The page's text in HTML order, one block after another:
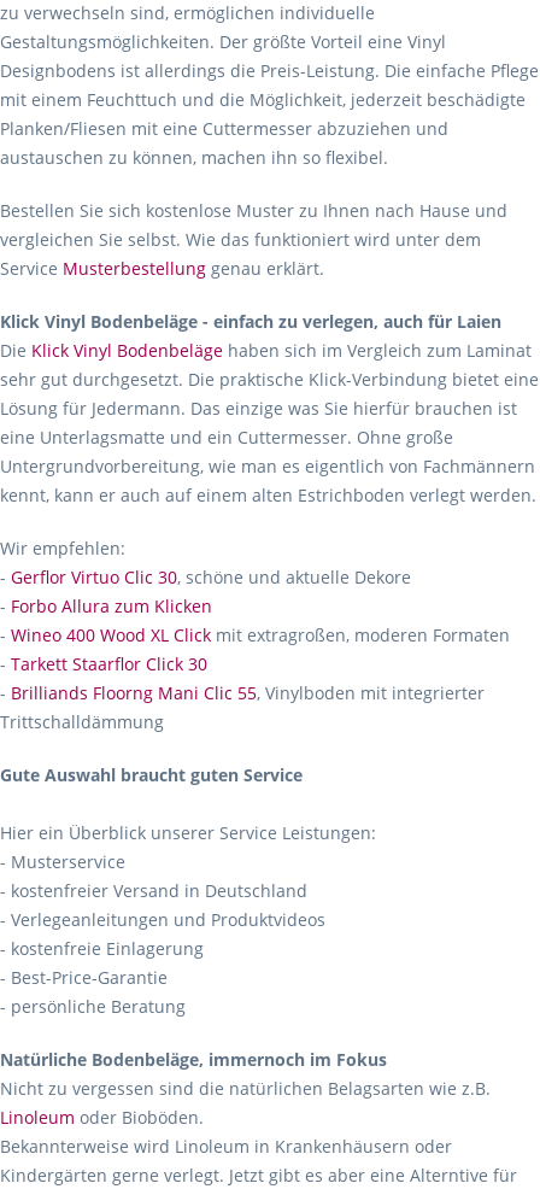
zu verwechseln sind, ermöglichen individuelle
Gestaltungsmöglichkeiten. Der größte Vorteil eine Vinyl
Designbodens ist allerdings die Preis-Leistung. Die einfache Pflege
mit einem Feuchttuch und die Möglichkeit, jederzeit beschädigte
Planken/Fliesen mit eine Cuttermesser abzuziehen und
austauschen zu können, machen ihn so flexibel.
Bestellen Sie sich kostenlose Muster zu Ihnen nach Hause und
vergleichen Sie selbst. Wie das funktioniert wird unter dem
Service Musterbestellung genau erklärt.
Klick Vinyl Bodenbeläge - einfach zu verlegen, auch für Laien
Die Klick Vinyl Bodenbeläge haben sich im Vergleich zum Laminat
sehr gut durchgesetzt. Die praktische Klick-Verbindung bietet eine
Lösung für Jedermann. Das einzige was Sie hierfür brauchen ist
eine Unterlagsmatte und ein Cuttermesser. Ohne große
Untergrundvorbereitung, wie man es eigentlich von Fachmännern
kennt, kann er auch auf einem alten Estrichboden verlegt werden.
Wir empfehlen:
- Gerflor Virtuo Clic 30, schöne und aktuelle Dekore
- Forbo Allura zum Klicken
- Wineo 400 Wood XL Click mit extragroßen, moderen Formaten
- Tarkett Staarflor Click 30
- Brilliands Floorng Mani Clic 55, Vinylboden mit integrierter
Trittschalldämmung
Gute Auswahl braucht guten Service
Hier ein Überblick unserer Service Leistungen:
- Musterservice
- kostenfreier Versand in Deutschland
- Verlegeanleitungen und Produktvideos
- kostenfreie Einlagerung
- Best-Price-Garantie
- persönliche Beratung
Natürliche Bodenbeläge, immernoch im Fokus
Nicht zu vergessen sind die natürlichen Belagsarten wie z.B.
Linoleum oder Bioböden.
Bekannterweise wird Linoleum in Krankenhäusern oder
Kindergärten gerne verlegt. Jetzt gibt es aber eine Alterntive für